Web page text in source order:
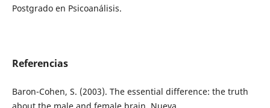
Postgrado en Psicoanálisis.
Referencias
Baron-Cohen, S. (2003). The essential difference: the truth